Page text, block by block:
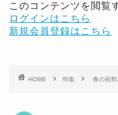
このコンテンツを閲覧
ログインはこちら
新規会員登録はこちら
HOME 特集 春の祝